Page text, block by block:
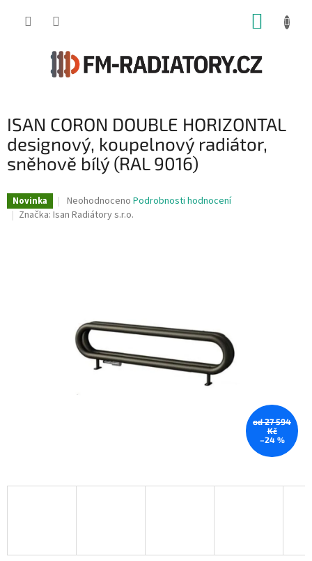
ISAN CORON DOUBLE HORIZONTAL
designový, koupelnový radiátor,
sněhově bílý (RAL 9016)
Novinka
Průměrné
hodnocení
Neohodnoceno Podrobnosti hodnocení
Značka: Isan Radiátory s.r.o.
od 27 594
Kč
–24 %